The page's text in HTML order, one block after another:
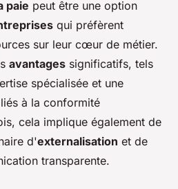
paie peut être une option
qui préfèrent
sur leur cœur de métier.
avantages significatifs, tels
spécialisée et une
à la conformité
cela implique également de
d'externalisation et de
transparente.